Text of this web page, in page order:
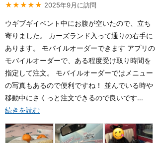
★★★★★ 2025年9月に訪問
ウギブギイベント中にお腹が空いたので、立ち
寄りました。 カーズランド入って通りの右手に
あります。 モバイルオーダーできます アプリの
モバイルオーダーで、ある程度受け取り時間を
指定して注文。 モバイルオーダーではメニュー
の写真もあるので便利ですね！ 並んでいる時や
移動中にさくっと注文できるので良いです...
続きを読む